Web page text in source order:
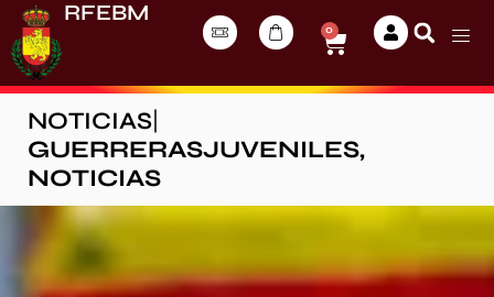
RFEBM
0
NOTICIAS
GUERRERASJUVENILES,
NOTICIAS